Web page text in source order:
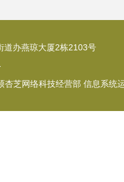
道办燕琼大厦2栋2103号
杏芝网络科技经营部 信息系统